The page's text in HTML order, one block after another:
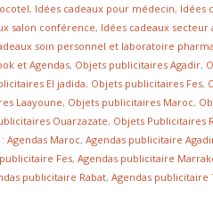
, Idées cadeaux pour médecin, Idées
salon conférence, Idées cadeaux
soin personnel et laboratoire
et Agendas, Objets publicitaires Agadir,
El jadida, Objets publicitaires Fes,
Laayoune, Objets publicitaires Maroc,
Ouarzazate, Objets Publicitaires
:Agendas Maroc,Agendas publicitaire
Fes,Agendas publicitaire
publicitaire Rabat,Agendas publicitaire